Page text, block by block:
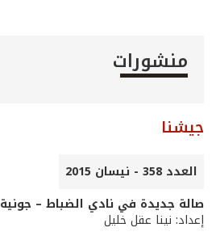
منشورات
جيشنا
العدد 358 - نيسان 2015
صالة جديدة في نادي الضباط – جونية
إعداد: نينا عقل خليل